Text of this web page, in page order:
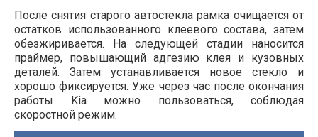
После снятия старого автостекла рамка очищается от
остатков использованного клеевого состава, затем
обезжиривается. На следующей стадии наносится
праймер, повышающий адгезию клея и кузовных
деталей. Затем устанавливается новое стекло и
хорошо фиксируется. Уже через час после окончания
работы Kia можно пользоваться, соблюдая
скоростной режим.